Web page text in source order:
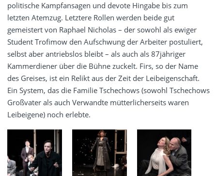
politische Kampfansagen und devote Hingabe bis zum
letzten Atemzug. Letztere Rollen werden beide gut
gemeistert von Raphael Nicholas – der sowohl als ewiger
Student Trofimow den Aufschwung der Arbeiter postuliert,
selbst aber antriebslos bleibt – als auch als 87jähriger
Kammerdiener über die Bühne zuckelt. Firs, so der Name
des Greises, ist ein Relikt aus der Zeit der Leibeigenschaft.
Ein System, das die Familie Tschechows (sowohl Tschechows
Großvater als auch Verwandte mütterlicherseits waren
Leibeigene) noch erlebte.